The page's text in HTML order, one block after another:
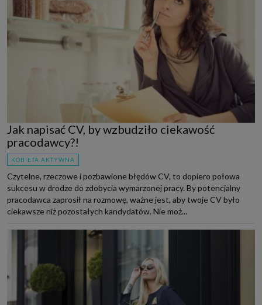
Jak napisać CV, by wzbudziło ciekawość
pracodawcy?!
KOBIETA AKTYWNA
Czytelne, rzeczowe i pozbawione błędów CV, to dopiero połowa
sukcesu w drodze do zdobycia wymarzonej pracy. By potencjalny
pracodawca zaprosił na rozmowę, ważne jest, aby twoje CV było
ciekawsze niż pozostałych kandydatów. Nie moż...